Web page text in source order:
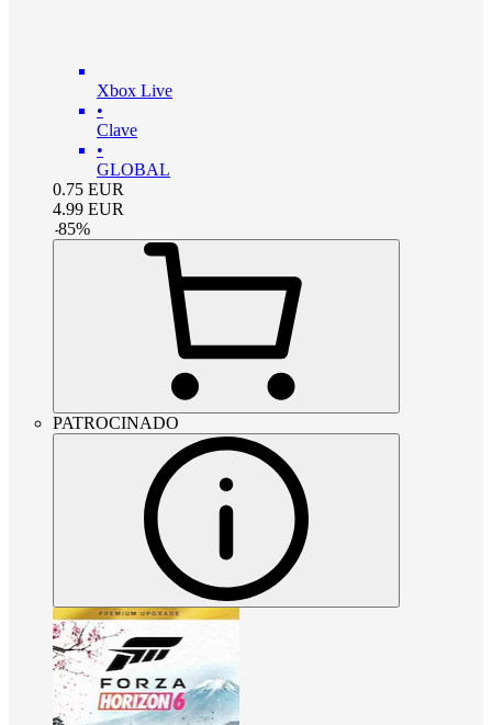
Xbox Live
•
Clave
•
GLOBAL
0.75 EUR
4.99 EUR
-85%
PATROCINADO